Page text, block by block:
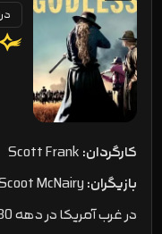
کارگردان:Scott Frank
بازیگران:McNairy
در غرب آمریکا در دهه 1880، رهبر یک باند جنایتکار و…